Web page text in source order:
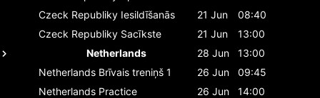
Czeck Republiky Iesildīšanās 21 Jun
08:40
Czeck Republiky Sacīkste 21 Jun
13:00
Netherlands
28 Jun
13:00
Netherlands Brīvais treniņš 1 26 Jun
09:45
Netherlands Practice 26 Jun
14:00